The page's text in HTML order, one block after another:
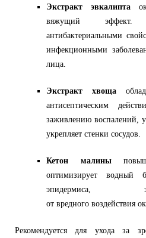
Экстракт эвкалипта
вяжущий эффект.
антибактериальными
инфекционными
лица.
Экстракт хвоща
антисептическим
заживлению воспалений,
укрепляет стенки сосудов.
Кетон малины
оптимизирует водный
эпидермиса,
от вредного воздействия
Рекомендуется для ухода за